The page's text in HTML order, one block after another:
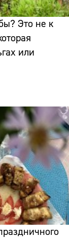
Это не к
или
Сайт:
Адрес:
Телефон: